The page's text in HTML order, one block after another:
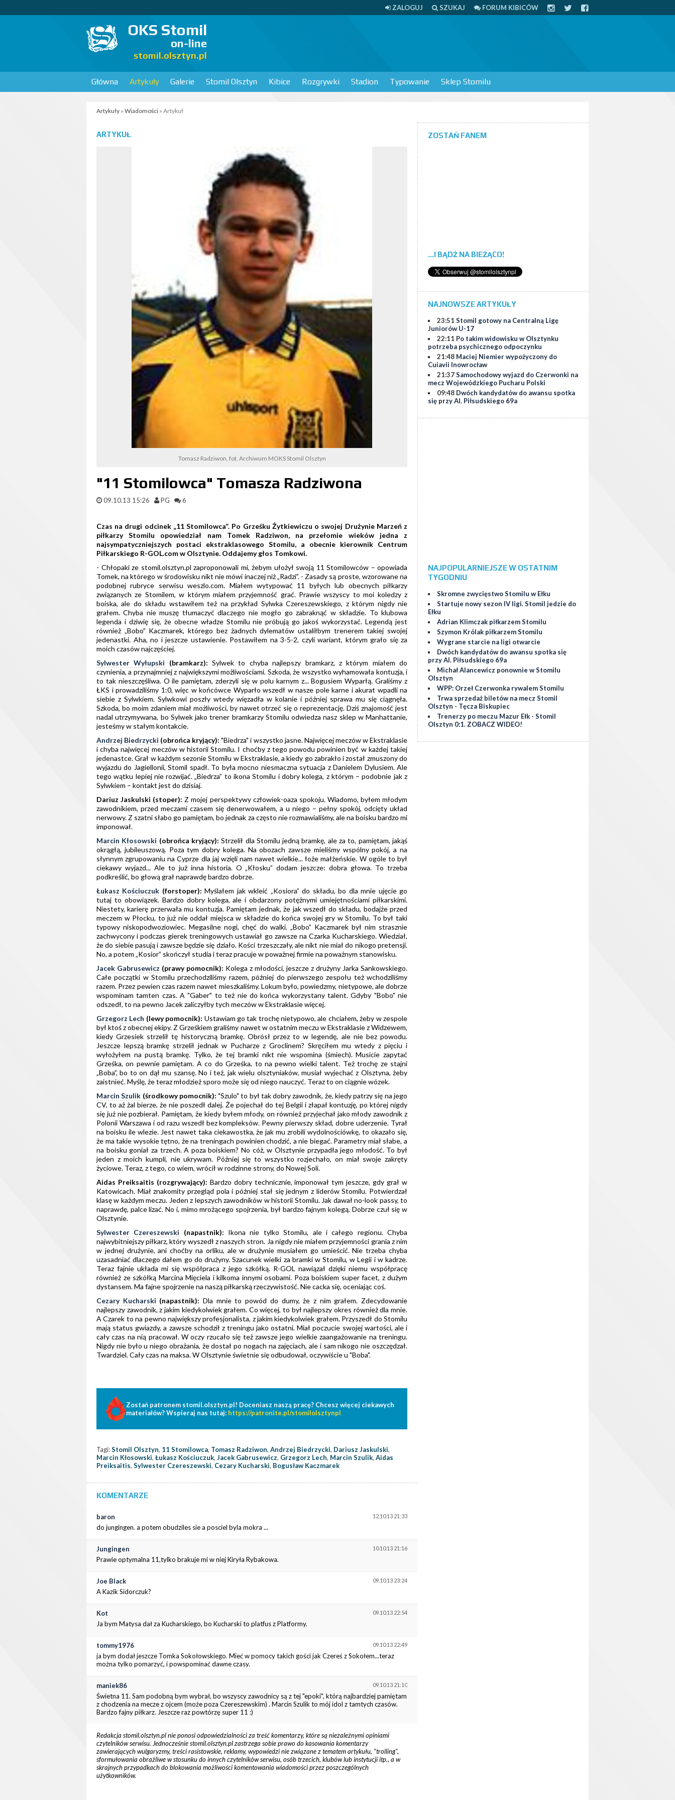
ZALOGUJ SZUKAJ FORUM KIBICÓW
OKS Stomil
on-line
stomil.olsztyn.pl
Główna Artykuły Galerie Stomil Olsztyn Kibice Rozgrywki Stadion Typowanie Sklep Stomilu
Artykuły » Wiadomości » Artykuł
ARTYKUŁ
Tomasz Radziwon, fot. Archiwum MOKS Stomil Olsztyn
"11 Stomilowca" Tomasza Radziwona
09.10.13 15:26 PG 6
Czas na drugi odcinek „11 Stomilowca”. Po Grześku Żytkiewiczu o swojej Drużynie Marzeń z
piłkarzy Stomilu opowiedział nam Tomek Radziwon, na przełomie wieków jedna z
najsympatyczniejszych postaci ekstraklasowego Stomilu, a obecnie kierownik Centrum
Piłkarskiego R-GOL.com w Olsztynie. Oddajemy głos Tomkowi.
- Chłopaki ze stomil.olsztyn.pl zaproponowali mi, żebym ułożył swoją 11 Stomilowców – opowiada
Tomek, na którego w środowisku nikt nie mówi inaczej niż „Radzi”. - Zasady są proste, wzorowane na
podobnej rubryce serwisu weszlo.com. Miałem wytypować 11 byłych lub obecnych piłkarzy
związanych ze Stomilem, w którym miałem przyjemność grać. Prawie wszyscy to moi koledzy z
boiska, ale do składu wstawiłem też na przykład Sylwka Czereszewskiego, z którym nigdy nie
grałem. Chyba nie muszę tłumaczyć dlaczego nie mogło go zabraknąć w składzie. To klubowa
legenda i dziwię się, że obecne władze Stomilu nie próbują go jakoś wykorzystać. Legendą jest
również „Bobo” Kaczmarek, którego bez żadnych dylematów ustaliłbym trenerem takiej swojej
jedenastki. Aha, no i jeszcze ustawienie. Postawiłem na 3-5-2, czyli wariant, którym grało się za
moich czasów najczęściej.
Sylwester Wyłupski (bramkarz):Sylwek to chyba najlepszy bramkarz, z którym miałem do
czynienia, a przynajmniej z największymi możliwościami. Szkoda, że wszystko wyhamowała kontuzja, i
to tak nieszczęśliwa. O ile pamiętam, zderzyli się w polu karnym z... Bogusiem Wyparłą. Graliśmy z
ŁKS i prowadziliśmy 1:0, więc w końcówce Wyparło wszedł w nasze pole karne i akurat wpadli na
siebie z Sylwkiem. Sylwkowi poszły wtedy więzadła w kolanie i później sprawa mu się ciągnęła.
Szkoda, bo moim zdaniem miał możliwości, by nawet otrzeć się o reprezentację. Dziś znajomość jest
nadal utrzymywana, bo Sylwek jako trener bramkarzy Stomilu odwiedza nasz sklep w Manhattanie,
jesteśmy w stałym kontakcie.
Andrzej Biedrzycki (obrońca kryjący): "Biedrza" i wszystko jasne. Najwięcej meczów w Ekstraklasie
i chyba najwięcej meczów w historii Stomilu. I choćby z tego powodu powinien być w każdej takiej
jedenastce. Grał w każdym sezonie Stomilu w Ekstraklasie, a kiedy go zabrakło i został zmuszony do
wyjazdu do Jagiellonii, Stomil spadł. To była mocno niesmaczna sytuacja z Danielem Dylusiem. Ale
tego wątku lepiej nie rozwijać. „Biedrza” to ikona Stomilu i dobry kolega, z którym – podobnie jak z
Sylwkiem – kontakt jest do dzisiaj.
Dariuz Jaskulski (stoper): Z mojej perspektywy człowiek-oaza spokoju. Wiadomo, byłem młodym
zawodnikiem, przed meczami czasem się denerwowałem, a u niego – pełny spokój, odcięty układ
nerwowy. Z szatni słabo go pamiętam, bo jednak za często nie rozmawialiśmy, ale na boisku bardzo mi
imponował.
Marcin Kłosowski (obrońca kryjący): Strzelił dla Stomilu jedną bramkę, ale za to, pamiętam, jakąś
okrągłą, jubileuszową. Poza tym dobry kolega. Na obozach zawsze mieliśmy wspólny pokój, a na
słynnym zgrupowaniu na Cyprze dla jaj wzięli nam nawet wielkie... łoże małżeńskie. W ogóle to był
ciekawy wyjazd... Ale to już inna historia. O „Kłosku” dodam jeszcze: dobra głowa. To trzeba
podkreślić, bo głową grał naprawdę bardzo dobrze.
Łukasz Kościuczuk (forstoper): Myślałem jak wkleić „Kosiora” do składu, bo dla mnie ujęcie go
tutaj to obowiązek. Bardzo dobry kolega, ale i obdarzony potężnymi umiejętnościami piłkarskimi.
Niestety, karierę przerwała mu kontuzja. Pamiętam jednak, że jak wszedł do składu, bodajże przed
meczem w Płocku, to już nie oddał miejsca w składzie do końca swojej gry w Stomilu. To był taki
typowy niskopodwoziowiec. Megasilne nogi, chęć do walki. „Bobo” Kaczmarek był nim strasznie
zachwycony i podczas gierek treningowych ustawiał go zawsze na Czarka Kucharskiego. Wiedział,
że do siebie pasują i zawsze będzie się działo. Kości trzeszczały, ale nikt nie miał do nikogo pretensji.
No, a potem „Kosior” skończył studia i teraz pracuje w poważnej firmie na poważnym stanowisku.
Jacek Gabrusewicz (prawy pomocnik): Kolega z młodości, jeszcze z drużyny Jarka Sankowskiego.
Całe początki w Stomilu przechodziliśmy razem, później do pierwszego zespołu też wchodziliśmy
razem. Przez pewien czas razem nawet mieszkaliśmy. Lokum było, powiedzmy, nietypowe, ale dobrze
wspominam tamten czas. A "Gaber" to też nie do końca wykorzystany talent. Gdyby "Bobo" nie
odszedł, to na pewno Jacek zaliczyłby tych meczów w Ekstraklasie więcej.
Grzegorz Lech (lewy pomocnik): Ustawiam go tak trochę nietypowo, ale chciałem, żeby w zespole
był ktoś z obecnej ekipy. Z Grześkiem graliśmy nawet w ostatnim meczu w Ekstraklasie z Widzewem,
kiedy Grzesiek strzelił tę historyczną bramkę. Obrósł przez to w legendę, ale nie bez powodu.
Jeszcze lepszą bramkę strzelił jednak w Pucharze z Groclinem? Skręciłem mu wtedy z pięciu i
wyłożyłem na pustą bramkę. Tylko, że tej bramki nikt nie wspomina (śmiech). Musicie zapytać
Grześka, on pewnie pamiętam. A co do Grześka, to na pewno wielki talent. Też trochę ze stajni
„Boba”, bo to on dął mu szansę. No i też, jak wielu olsztyniaków, musiał wyjechać z Olsztyna, żeby
zaistnieć. Myślę, że teraz młodzież sporo może się od niego nauczyć. Teraz to on ciągnie wózek.
Marcin Szulik (środkowy pomocnik): "Szulo" to był tak dobry zawodnik, że, kiedy patrzy się na jego
CV, to aż żal bierze, że nie poszedł dalej. Że pojechał do tej Belgii i złapał kontuzję, po której nigdy
się już nie pozbierał. Pamiętam, że kiedy byłem młody, on również przyjechał jako młody zawodnik z
Polonii Warszawa i od razu wszedł bez kompleksów. Pewny pierwszy skład, dobre uderzenie. Tyrał
na boisku ile wlezie. Jest nawet taka ciekawostka, że jak mu zrobili wydolnościówkę, to okazało się,
że ma takie wysokie tętno, że na treningach powinien chodzić, a nie biegać. Parametry miał słabe, a
na boisku goniał za trzech. A poza boiskiem? No cóż, w Olsztynie przypadła jego młodość. To był
jeden z moich kumpli, nie ukrywam. Później się to wszystko rozjechało, on miał swoje zakręty
życiowe. Teraz, z tego, co wiem, wrócił w rodzinne strony, do Nowej Soli.
Aidas Preiksaitis (rozgrywający): Bardzo dobry technicznie, imponował tym jeszcze, gdy grał w
Katowicach. Miał znakomity przegląd pola i później stał się jednym z liderów Stomilu. Potwierdzał
klasę w każdym meczu. Jeden z lepszych zawodników w historii Stomilu. Jak dawał no-look passy, to
naprawdę, palce lizać. No i, mimo mrożącego spojrzenia, był bardzo fajnym kolegą. Dobrze czuł się w
Olsztynie.
Sylwester Czereszewski (napastnik): Ikona nie tylko Stomilu, ale i całego regionu. Chyba
najwybitniejszy piłkarz, który wyszedł z naszych stron. Ja nigdy nie miałem przyjemności grania z nim
w jednej drużynie, ani choćby na orliku, ale w drużynie musiałem go umieścić. Nie trzeba chyba
uzasadniać dlaczego dałem go do drużyny. Szacunek wielki za bramki w Stomilu, w Legii i w kadrze.
Teraz fajnie układa mi się współpraca z jego szkółką. R-GOL nawiązał dzięki niemu współpracę
również ze szkółką Marcina Mięciela i kilkoma innymi osobami. Poza boiskiem super facet, z dużym
dystansem. Ma fajne spojrzenie na naszą piłkarską rzeczywistość. Nie cacka się, oceniając coś.
Cezary Kucharski (napastnik): Dla mnie to powód do dumy, że z nim grałem. Zdecydowanie
najlepszy zawodnik, z jakim kiedykolwiek grałem. Co więcej, to był najlepszy okres również dla mnie.
A Czarek to na pewno największy profesjonalista, z jakim kiedykolwiek grałem. Przyszedł do Stomilu
mają status gwiazdy, a zawsze schodził z treningu jako ostatni. Miał poczucie swojej wartości, ale i
cały czas na nią pracował. W oczy rzucało się też zawsze jego wielkie zaangażowanie na treningu.
Nigdy nie było u niego obrażania, że dostał po nogach na zajęciach, ale i sam nikogo nie oszczędzał.
Twardziel. Cały czas na maksa. W Olsztynie świetnie się odbudował, oczywiście u "Boba".
Zostań patronem stomil.olsztyn.pl! Doceniasz naszą pracę? Chcesz więcej ciekawych
materiałów? Wspieraj nas tutaj: https://patronite.pl/stomilolsztynpl
Tagi:Stomil Olsztyn, 11 Stomilowca, Tomasz Radziwon, Andrzej Biedrzycki, Dariusz Jaskulski,
Marcin Kłosowski, Łukasz Kościuczuk, Jacek Gabrusewicz, Grzegorz Lech, Marcin Szulik, Aidas
Preiksaitis, Sylwester Czereszewski, Cezary Kucharski, Bogusław Kaczmarek
KOMENTARZE
12.10.13 21:33
baron
do jungingen. a potem obudziles sie a posciel byla mokra ...
10.10.13 21:16
Jungingen
Prawie optymalna 11,tylko brakuje mi w niej Kiryła Rybakowa.
09.10.13 23:24
Joe Black
A Kazik Sidorczuk?
09.10.13 22:54
Kot
Ja bym Matysa dał za Kucharskiego, bo Kucharski to platfus z Platformy.
09.10.13 22:49
tommy1976
ja bym dodał jeszcze Tomka Sokołowskiego. Mieć w pomocy takich gości jak Czereś z Sokołem...teraz
można tylko pomarzyć, i powspominać dawne czasy.
09.10.13 21:10
maniek86
Świetna 11. Sam podobną bym wybrał, bo wszyscy zawodnicy są z tej "epoki", którą najbardziej pamiętam
z chodzenia na mecze z ojcem (może poza Czereszewskim) . Marcin Szulik to mój idol z tamtych czasów.
Bardzo fajny piłkarz. Jeszcze raz powtórzę super 11 :)
Redakcja stomil.olsztyn.pl nie ponosi odpowiedzialności za treść komentarzy, które są niezależnymi opiniami
czytelników serwisu. Jednocześnie stomil.olsztyn.pl zastrzega sobie prawo do kasowania komentarzy
zawierających wulgaryzmy, treści rasistowskie, reklamy, wypowiedzi nie związane z tematem artykułu, "trolling",
sformułowania obraźliwe w stosunku do innych czytelników serwisu, osób trzecich, klubów lub instytucji itp., a w
skrajnych przypadkach do blokowania możliwości komentowania wiadomości przez poszczególnych
użytkowników.
ZOSTAŃ FANEM
...I BĄDŹ NA BIEŻĄCO!
NAJNOWSZE ARTYKUŁY
23:51 Stomil gotowy na Centralną Ligę
Juniorów U-17
22:11 Po takim widowisku w Olsztynku
potrzeba psychicznego odpoczynku
21:48 Maciej Niemier wypożyczony do
Cuiavii Inowrocław
21:37Samochodowy wyjazd do Czerwonki na
mecz Wojewódzkiego Pucharu Polski
09:48 Dwóch kandydatów do awansu spotka
się przy Al. Piłsudskiego 69a
NAJPOPULARNIEJSZE W OSTATNIM
TYGODNIU
Skromne zwycięstwo Stomilu w Ełku
Startuje nowy sezon IV ligi. Stomil jedzie do
Ełku
Adrian Klimczak piłkarzem Stomilu
Szymon Królak piłkarzem Stomilu
Wygrane starcie na ligi otwarcie
Dwóch kandydatów do awansu spotka się
przy Al. Piłsudskiego 69a
Michał Alancewicz ponownie w Stomilu
Olsztyn
WPP: Orzeł Czerwonka rywalem Stomilu
Trwa sprzedaż biletów na mecz Stomil
Olsztyn - Tęcza Biskupiec
Trenerzy po meczu Mazur Ełk - Stomil
Olsztyn 0:1. ZOBACZ WIDEO!